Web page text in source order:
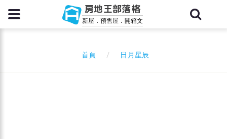
房地王部落格
新屋．預售屋．開箱文
首頁 日月星辰